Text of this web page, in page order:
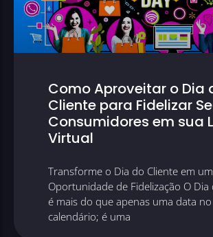
Como Aproveitar o Dia
Cliente para Fidelizar
Consumidores em sua
Virtual
Transforme o Dia do Cliente em
Oportunidade de Fidelização O Dia
é mais do que apenas uma data no
calendário; é uma